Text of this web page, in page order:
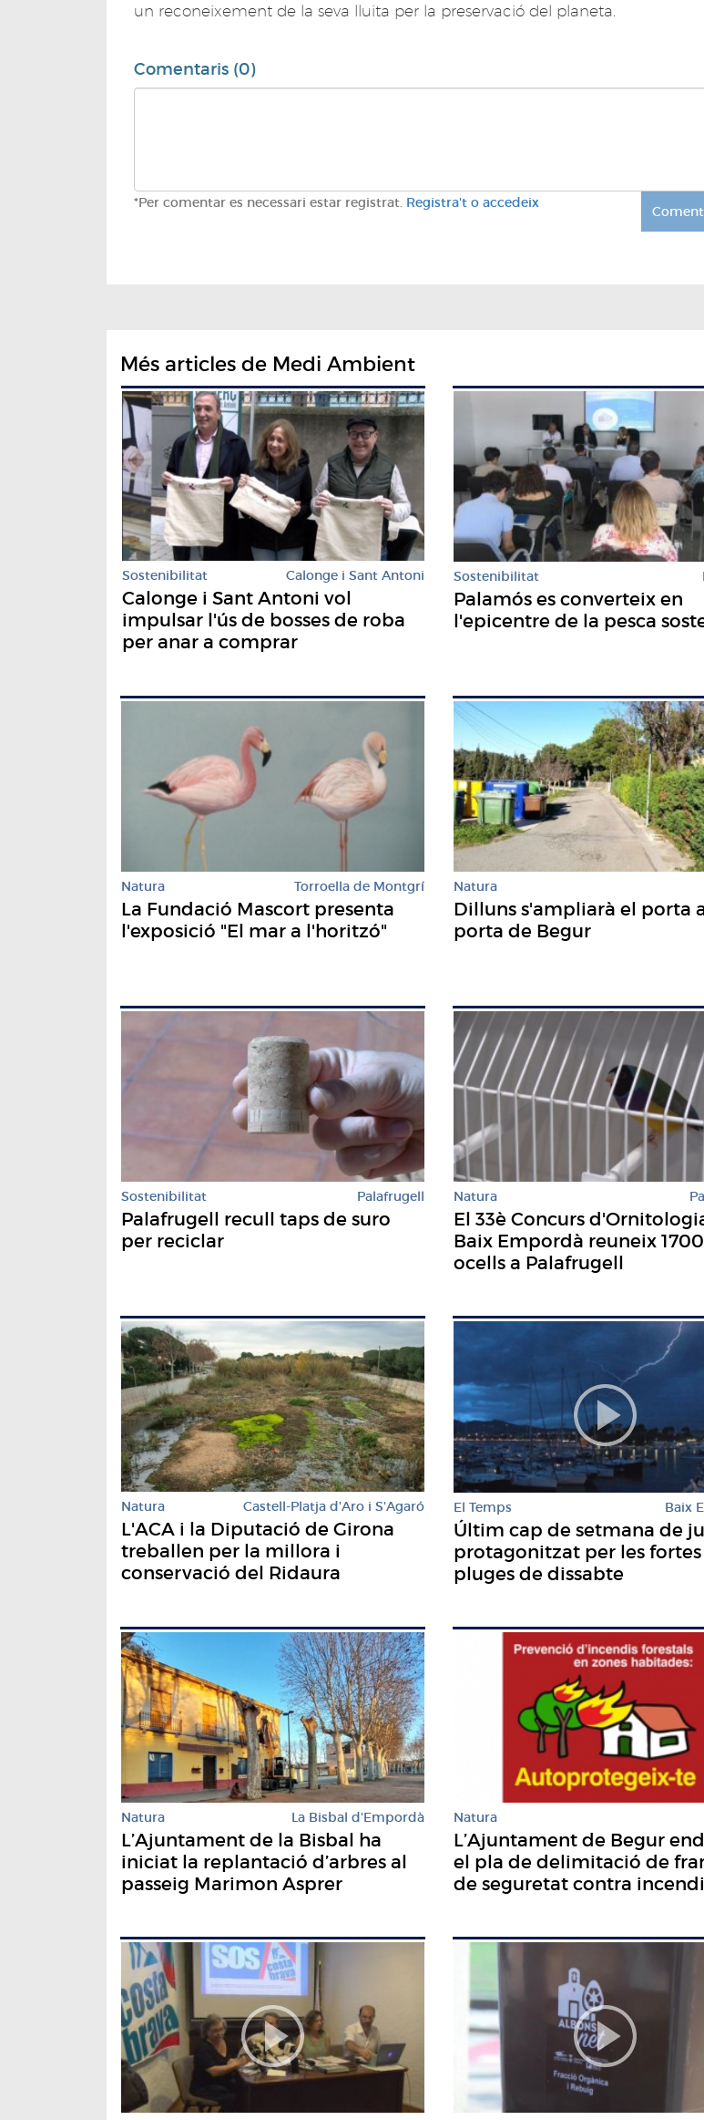
un reconeixement de la seva lluita per la preservació del planeta.
Comentaris (0)
*Per comentar es necessari estar registrat. Registra't o accedeix
Més articles de Medi Ambient
Sostenibilitat Calonge i Sant Antoni
Calonge i Sant Antoni vol
impulsar l'ús de bosses de roba
per anar a comprar
Sostenibilitat
Palamós es converteix en
l'epicentre de la pesca
Natura Torroella de Montgrí
La Fundació Mascort presenta
l'exposició "El mar a l'horitzó"
Natura
Dilluns s'ampliarà el porta
porta de Begur
Sostenibilitat Palafrugell
Palafrugell recull taps de suro
per reciclar
Natura
El 33è Concurs
Baix Empordà reuneix 1700
ocells a Palafrugell
Natura Castell-Platja d'Aro i S'Agaró
L'ACA i la Diputació de Girona
treballen per la millora i
conservació del Ridaura
El Temps Baix
Últim cap de setmana de
protagonitzat per les fortes
pluges de dissabte
Natura La Bisbal d'Empordà
L’Ajuntament de la Bisbal ha
iniciat la replantació d’arbres al
passeig Marimon Asprer
Natura
L’Ajuntament de Begur
el pla de delimitació de
de seguretat contra incendi